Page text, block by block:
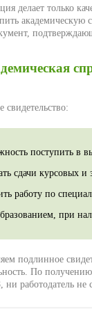
делает только
академическую
свидетельство:
поступить в
сдачи курсовых и
работу по
при
подлинное
По
работодатель не